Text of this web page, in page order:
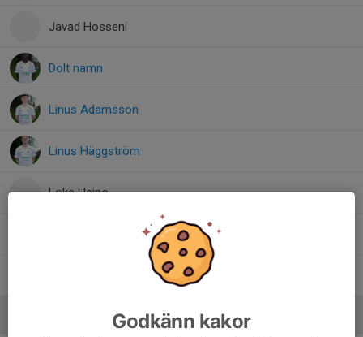
Javad Hosseni
Dolt namn
Linus Adamsson
Linus Häggström
Loke Heino
Simon Hermansson, U-Herrar
Godkänn kakor